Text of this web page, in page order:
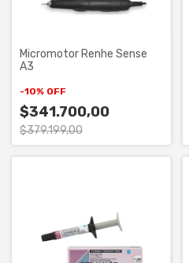
Micromotor Renhe Sense
A3
-10% OFF
$341.700,00
$379.199,00